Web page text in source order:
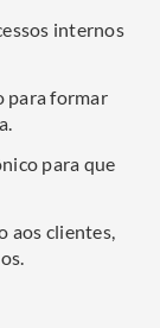
internos
para formar
para que
aos clientes,